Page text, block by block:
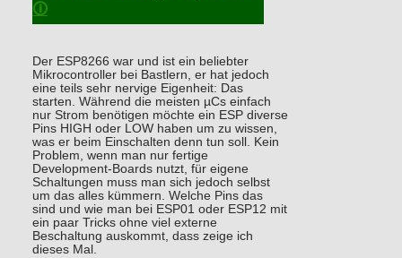
🛈
Der ESP8266 war und ist ein beliebter
Mikrocontroller bei Bastlern, er hat jedoch
eine teils sehr nervige Eigenheit: Das
starten. Während die meisten µCs einfach
nur Strom benötigen möchte ein ESP diverse
Pins HIGH oder LOW haben um zu wissen,
was er beim Einschalten denn tun soll. Kein
Problem, wenn man nur fertige
Development-Boards nutzt, für eigene
Schaltungen muss man sich jedoch selbst
um das alles kümmern. Welche Pins das
sind und wie man bei ESP01 oder ESP12 mit
ein paar Tricks ohne viel externe
Beschaltung auskommt, dass zeige ich
dieses Mal.